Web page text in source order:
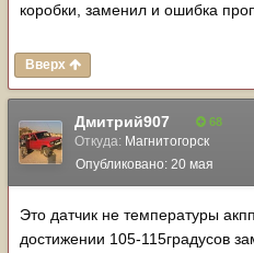
коробки, заменил и ошибка
Вверх
Дмитрий907 68
Откуда: Магнитогорск
Опубликовано: 20 мая
Это датчик не температуры
достижении 105-115градусов